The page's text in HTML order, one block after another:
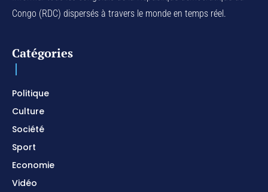
For Your Name Is Holy / Prophetic Worship
I SURRENDER / Soaking Worship Instrumental /
Congo (RDC) dispersés à travers le monde en temps réel.
Catégories
Politique
Culture
Société
Sport
Economie
Vidéo